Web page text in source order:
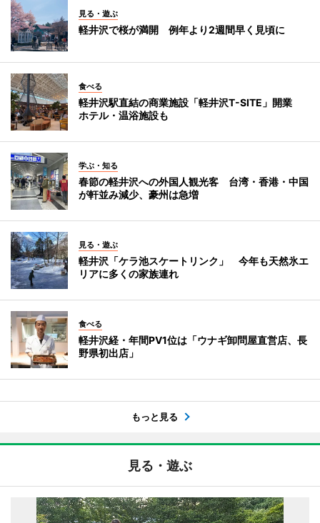
見る・遊ぶ
軽井沢で桜が満開 例年より2週間早く見頃に
食べる
軽井沢駅直結の商業施設「軽井沢T-SITE」開業
ホテル・温浴施設も
学ぶ・知る
春節の軽井沢への外国人観光客 台湾・香港・中国
が軒並み減少、豪州は急増
見る・遊ぶ
軽井沢「ケラ池スケートリンク」 今年も天然氷エ
リアに多くの家族連れ
食べる
軽井沢経・年間PV1位は「ウナギ卸問屋直営店、長
野県初出店」
もっと見る
見る・遊ぶ